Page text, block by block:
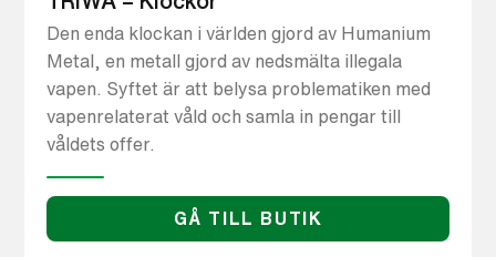
Den enda klockan i världen gjord av Humanium
Metal, en metall gjord av nedsmälta illegala
vapen. Syftet är att belysa problematiken med
vapenrelaterat våld och samla in pengar till
våldets offer.
GÅ TILL BUTIK